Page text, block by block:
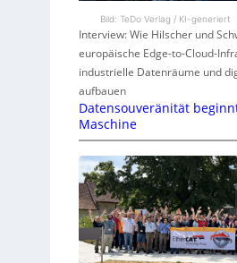
Bild: TeDo Verlag / KI-generiert
Interview: Wie Hilscher und
europäische Edge-to-Cloud-
industrielle Datenräume und
aufbauen
Datensouveränität
Maschine